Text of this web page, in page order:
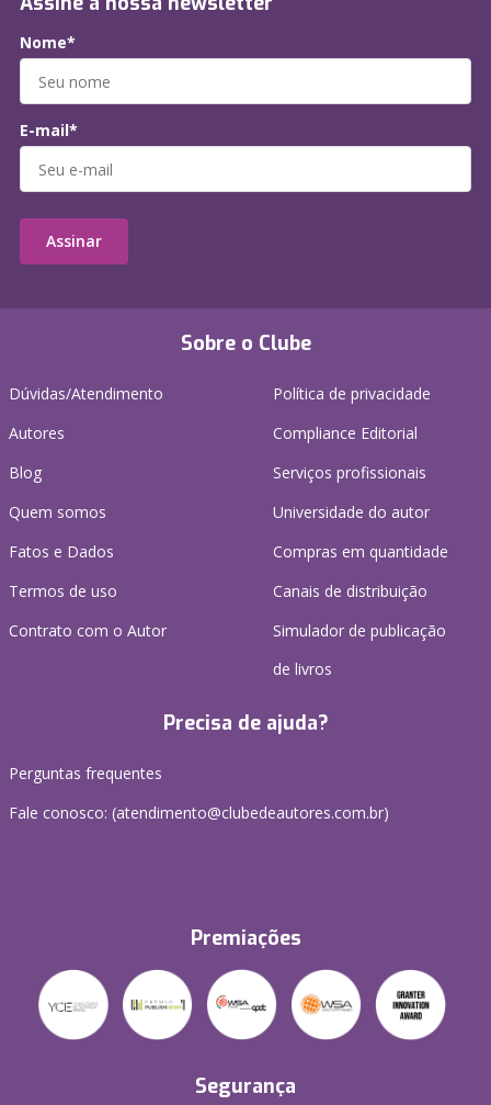
Sobre o Clube
Dúvidas/Atendimento
Autores
Blog
Quem somos
Fatos e Dados
Termos de uso
Contrato com o Autor
Política de privacidade
Compliance Editorial
Serviços profissionais
Universidade do autor
Compras em quantidade
Canais de distribuição
Simulador de publicação
de livros
Precisa de ajuda?
Perguntas frequentes
Fale conosco: (atendimento@clubedeautores.com.br)
Premiações
Segurança
Nome*
E-mail*
Assinar